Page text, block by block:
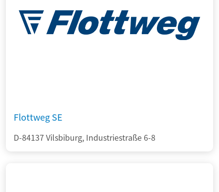
Flottweg SE
D-84137 Vilsbiburg, Industriestraße 6-8